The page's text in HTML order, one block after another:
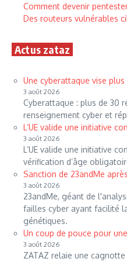
Comment devenir
Des routeurs vulnérables
Actus zataz
Une cyberattaque vise plus
3 août 2026
Cyberattaque : plus de 30
renseignement cyber et
L’UE valide une initiative
3 août 2026
L’UE valide une initiative
vérification d’âge
Sanction de 23andMe
3 août 2026
23andMe, géant de
failles cyber ayant facilité
génétiques.
Un coup de pouce pour
3 août 2026
ZATAZ relaie une